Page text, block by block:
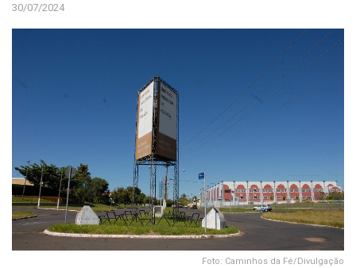
30/07/2024
Foto: Caminhos da Fé/Divulgação